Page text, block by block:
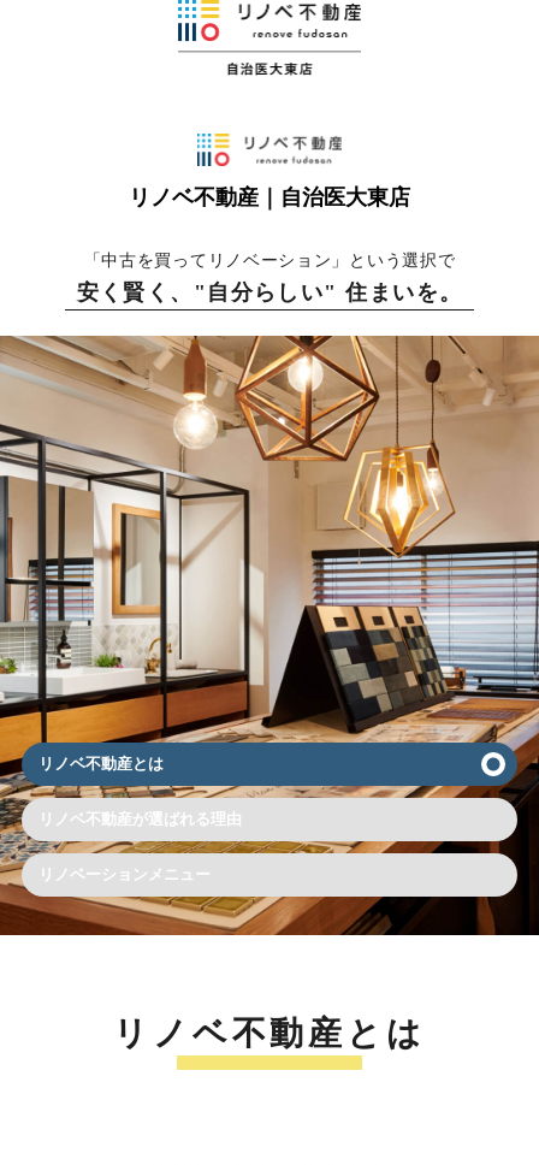
リノベ不動産｜自治医大東店
「中古を買ってリノベーション」という選択で
安く賢く、"自分らしい" 住まいを。
リノベ不動産とは
リノベ不動産が選ばれる理由
リノベーションメニュー
リノベ不動産とは